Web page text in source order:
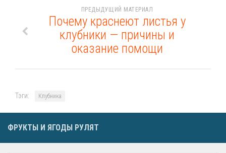
ПРЕДЫДУЩИЙ МАТЕРИАЛ
Почему краснеют листья у
клубники — причины и
оказание помощи
Тэги: Клубника
ФРУКТЫ И ЯГОДЫ РУЛЯТ